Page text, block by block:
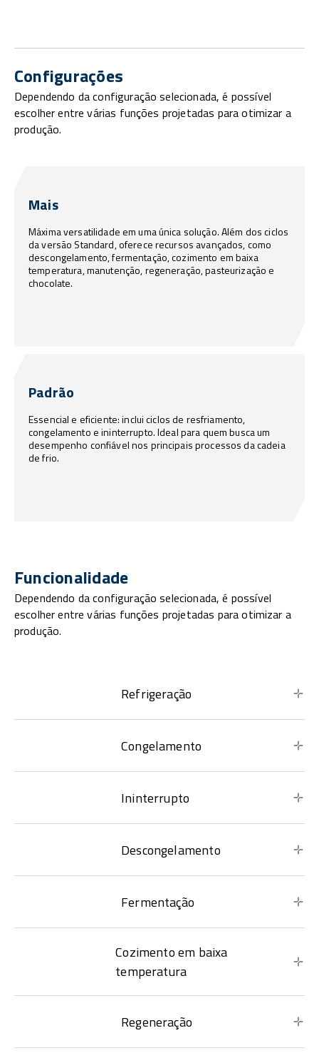
Configurações
Dependendo da configuração selecionada, é possível
escolher entre várias funções projetadas para otimizar a
produção.
Mais
Máxima versatilidade em uma única solução. Além dos ciclos
da versão Standard, oferece recursos avançados, como
descongelamento, fermentação, cozimento em baixa
temperatura, manutenção, regeneração, pasteurização e
chocolate.
Padrão
Essencial e eficiente: inclui ciclos de resfriamento,
congelamento e ininterrupto. Ideal para quem busca um
desempenho confiável nos principais processos da cadeia
de frio.
Funcionalidade
Dependendo da configuração selecionada, é possível
escolher entre várias funções projetadas para otimizar a
produção.
Refrigeração
Congelamento
Ininterrupto
Descongelamento
Fermentação
Cozimento em baixa
temperatura
Regeneração